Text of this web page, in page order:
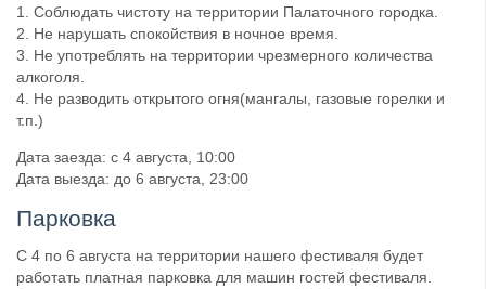
1. Соблюдать чистоту на территории Палаточного городка.
2. Не нарушать спокойствия в ночное время.
3. Не употреблять на территории чрезмерного количества
алкоголя.
4. Не разводить открытого огня(мангалы, газовые горелки и
т.п.)
Дата заезда: с 4 августа, 10:00
Дата выезда: до 6 августа, 23:00
Парковка
С 4 по 6 августа на территории нашего фестиваля будет
работать платная парковка для машин гостей фестиваля.